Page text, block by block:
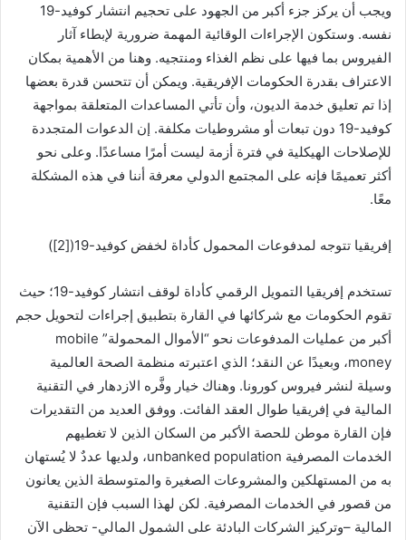
ويجب أن يركز جزء أكبر من الجهود على تحجيم انتشار كوفيد-19
نفسه. وستكون الإجراءات الوقائية المهمة ضرورية لإبطاء آثار
الفيروس بما فيها على نظم الغذاء ومنتجيه. وهنا من الأهمية بمكان
الاعتراف بقدرة الحكومات الإفريقية. ويمكن أن تتحسن قدرة بعضها
إذا تم تعليق خدمة الديون، وأن تأتي المساعدات المتعلقة بمواجهة
كوفيد-19 دون تبعات أو مشروطيات مكلفة. إن الدعوات المتجددة
للإصلاحات الهيكلية في فترة أزمة ليست أمرًا مساعدًا. وعلى نحو
أكثر تعميمًا فإنه على المجتمع الدولي معرفة أننا في هذه المشكلة
معًا.
إفريقيا تتوجه لمدفوعات المحمول كأداة لخفض كوفيد-19([2])
تستخدم إفريقيا التمويل الرقمي كأداة لوقف انتشار كوفيد-19؛ حيث
تقوم الحكومات مع شركائها في القارة بتطبيق إجراءات لتحويل حجم
أكبر من عمليات المدفوعات نحو “الأموال المحمولة” mobile
money، وبعيدًا عن النقد؛ الذي اعتبرته منظمة الصحة العالمية
وسيلة لنشر فيروس كورونا. وهناك خيار وفَّره الازدهار في التقنية
المالية في إفريقيا طوال العقد الفائت. ووفق العديد من التقديرات
فإن القارة موطن للحصة الأكبر من السكان الذين لا تغطيهم
الخدمات المصرفية unbanked population، ولديها عددٌ لا يُستهان
به من المستهلكين والمشروعات الصغيرة والمتوسطة الذين يعانون
من قصور في الخدمات المصرفية. لكن لهذا السبب فإن التقنية
المالية –وتركيز الشركات البادئة على الشمول المالي- تحظى الآن